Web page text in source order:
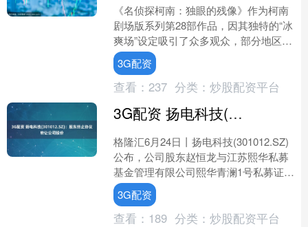
《名侦探柯南：独眼的残像》作为柯南
剧场版系列第28部作品，因其独特的“冰
爽场”设定吸引了众多观众，部分地区出
现火爆加场的情况。 6月24日，影片在
上海举办中国首....
3G配资
查看： 237 分类： 炒股配资平台
3G配资 扬电科技(301012.SZ)：股东终止协议转让公司股份
格隆汇6月24日丨扬电科技(301012.SZ)
公布，公司股东赵恒龙与江苏熙华私募
基金管理有限公司熙华青澜1号私募证券
投资基金（熙华青澜1号私募证券投资基
金已更....
3G配资
查看： 189 分类： 炒股配资平台